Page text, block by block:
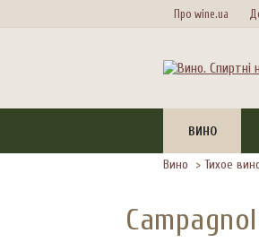
Про wine.ua
ВИНО
Вино > Тихое